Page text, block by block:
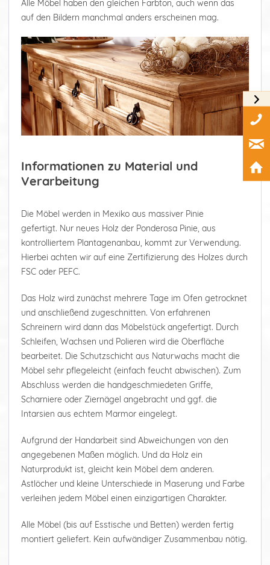
Alle Möbel haben den gleichen Farbton, auch wenn das
auf den Bildern manchmal anders erscheinen mag.
Informationen zu Material und
Verarbeitung
Die Möbel werden in Mexiko aus massiver Pinie
gefertigt. Nur neues Holz der Ponderosa Pinie, aus
kontrolliertem Plantagenanbau, kommt zur Verwendung.
Hierbei achten wir auf eine Zertifizierung des Holzes durch
FSC oder PEFC.
Das Holz wird zunächst mehrere Tage im Ofen getrocknet
und anschließend zugeschnitten. Von erfahrenen
Schreinern wird dann das Möbelstück angefertigt. Durch
Schleifen, Wachsen und Polieren wird die Oberfläche
bearbeitet. Die Schutzschicht aus Naturwachs macht die
Möbel sehr pflegeleicht (einfach feucht abwischen). Zum
Abschluss werden die handgeschmiedeten Griffe,
Scharniere oder Ziernägel angebracht und ggf. die
Intarsien aus echtem Marmor eingelegt.
Aufgrund der Handarbeit sind Abweichungen von den
angegebenen Maßen möglich. Und da Holz ein
Naturprodukt ist, gleicht kein Möbel dem anderen.
Astlöcher und kleine Unterschiede in Maserung und Farbe
verleihen jedem Möbel einen einzigartigen Charakter.
Alle Möbel (bis auf Esstische und Betten) werden fertig
montiert geliefert. Kein aufwändiger Zusammenbau nötig.